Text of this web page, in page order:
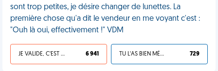
sont trop petites, je désire changer de lunettes. La
première chose qu'a dit le vendeur en me voyant c'est :
"Ouh là oui, effectivement !" VDM
JE VALIDE, C'EST UNE VDM 6 941 TU L'AS BIEN MÉRITÉ 729